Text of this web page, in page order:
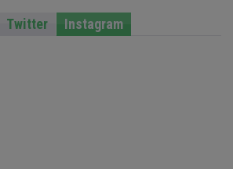
Twitter Instagram